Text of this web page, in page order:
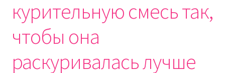
курительную смесь так,
чтобы она
раскуривалась лучше